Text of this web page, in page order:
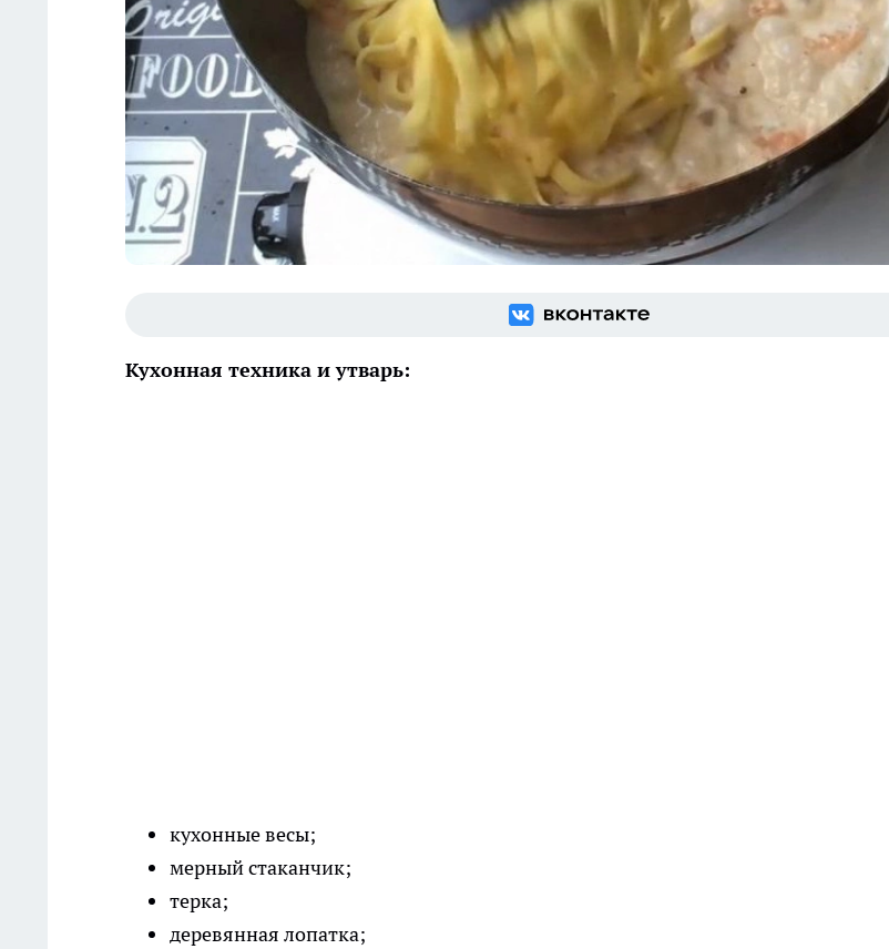
Кухонная техника и утварь:
кухонные весы;
мерный стаканчик;
терка;
деревянная лопатка;